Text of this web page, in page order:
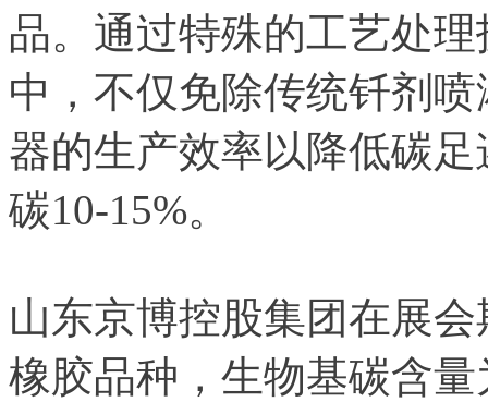
品。通过特殊的工艺处
中，不仅免除传统钎剂
器的生产效率以降低碳
碳10-15%。
山东京博控股集团在展
橡胶品种，生物基碳含